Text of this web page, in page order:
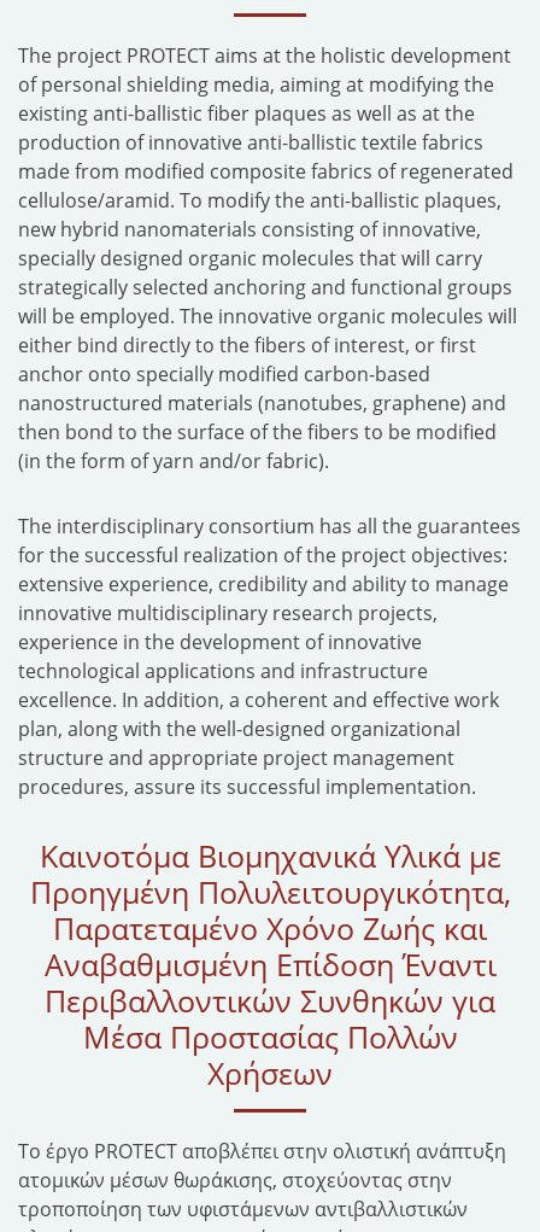
The project PROTECT aims at the holistic development
of personal shielding media, aiming at modifying the
existing anti-ballistic fiber plaques as well as at the
production of innovative anti-ballistic textile fabrics
made from modified composite fabrics of regenerated
cellulose/aramid. To modify the anti-ballistic plaques,
new hybrid nanomaterials consisting of innovative,
specially designed organic molecules that will carry
strategically selected anchoring and functional groups
will be employed. The innovative organic molecules will
either bind directly to the fibers of interest, or first
anchor onto specially modified carbon-based
nanostructured materials (nanotubes, graphene) and
then bond to the surface of the fibers to be modified
(in the form of yarn and/or fabric).
The interdisciplinary consortium has all the guarantees
for the successful realization of the project objectives:
extensive experience, credibility and ability to manage
innovative multidisciplinary research projects,
experience in the development of innovative
technological applications and infrastructure
excellence. In addition, a coherent and effective work
plan, along with the well-designed organizational
structure and appropriate project management
procedures, assure its successful implementation.
Καινοτόμα Βιομηχανικά Υλικά με
Προηγμένη Πολυλειτουργικότητα,
Παρατεταμένο Χρόνο Ζωής και
Αναβαθμισμένη Επίδοση Έναντι
Περιβαλλοντικών Συνθηκών για
Μέσα Προστασίας Πολλών
Χρήσεων
Το έργο PROTECT αποβλέπει στην ολιστική ανάπτυξη
ατομικών μέσων θωράκισης, στοχεύοντας στην
τροποποίηση των υφιστάμενων αντιβαλλιστικών